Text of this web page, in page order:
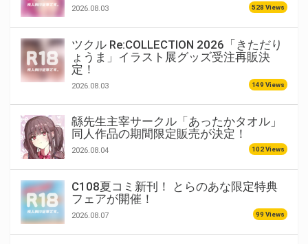
2026.08.03 528 Views
ツクル Re:COLLECTION 2026「きただり
ょうま」イラスト展グッズ受注再販決
定！
2026.08.03 149 Views
緜先生主宰サークル「あったかタオル」
同人作品の期間限定販売が決定！
2026.08.04 102 Views
C108夏コミ新刊！ とらのあな限定特典
フェアが開催！
2026.08.07 99 Views